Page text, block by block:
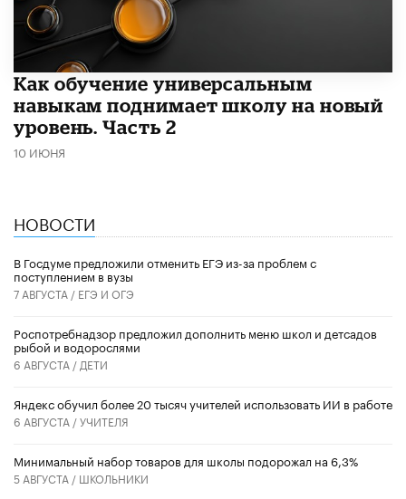
​Как обучение универсальным
навыкам поднимает школу на новый
уровень. Часть 2
10 ИЮНЯ
НОВОСТИ
В Госдуме предложили отменить ЕГЭ из-за проблем с
поступлением в вузы
7 АВГУСТА / ЕГЭ И ОГЭ
Роспотребнадзор предложил дополнить меню школ и детсадов
рыбой и водорослями
6 АВГУСТА / ДЕТИ
​Яндекс обучил более 20 тысяч учителей использовать ИИ в работе
6 АВГУСТА /УЧИТЕЛЯ
Минимальный набор товаров для школы подорожал на 6,3%
5 АВГУСТА / ШКОЛЬНИКИ